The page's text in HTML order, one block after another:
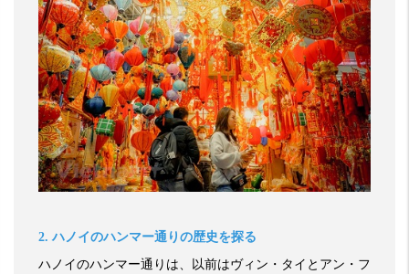
2.ハノイのハンマー通りの歴史を探る
ハノイのハンマー通りは、以前はヴィン・タイとアン・フ